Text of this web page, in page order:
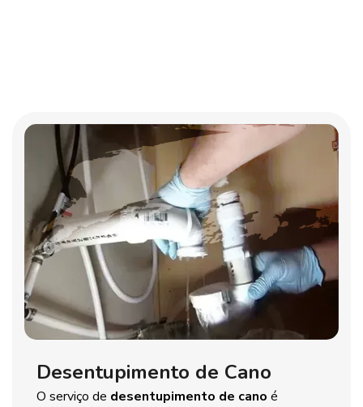
Desentupimento de Cano
O serviço de desentupimento de cano é